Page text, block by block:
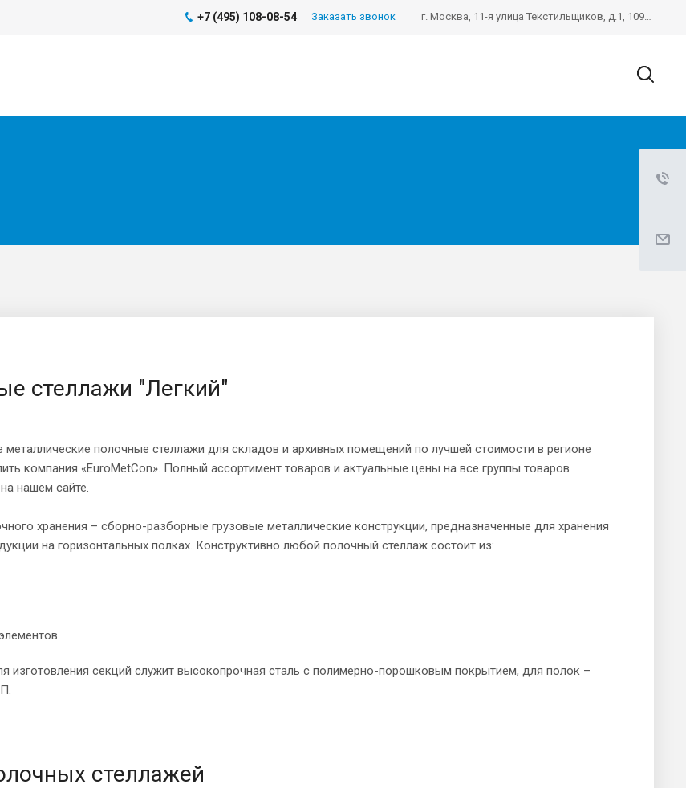
г. Москва, 11-я улица Текстильщиков, д.1, 109390
+7 (495) 108-08-54 Заказать звонок
стеллажи "Легкий"
металлические полочные стеллажи для складов и архивных помещений по лучшей стоимости в регионе
компания «EuroMetCon». Полный ассортимент товаров и актуальные цены на все группы товаров
нашем сайте.
хранения – сборно-разборные грузовые металлические конструкции, предназначенные для хранения
на горизонтальных полках. Конструктивно любой полочный стеллаж состоит из:
изготовления секций служит высокопрочная сталь с полимерно-порошковым покрытием, для полок –
стеллажей